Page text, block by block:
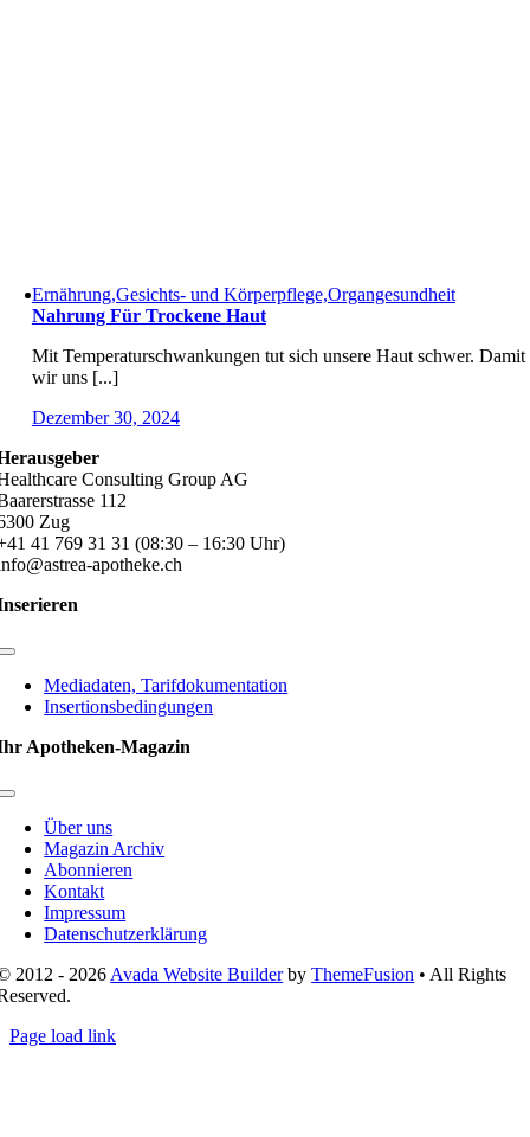
Ernährung,Gesichts- und Körperpflege,Organgesundheit
Nahrung Für Trockene Haut
Mit Temperaturschwankungen tut sich unsere Haut schwer. Damit
wir uns [...]
Dezember 30, 2024
Consulting Group AG
112
Zug
41 769 31 31 (08:30 – 16:30 Uhr)
apotheke.ch
Toggle
NavigationMediadaten, Tarifdokumentation
Insertionsbedingungen
Apotheken-Magazin
Toggle
NavigationÜber uns
Magazin Archiv
Abonnieren
Kontakt
Impressum
Datenschutzerklärung
2012 - 2026 Avada Website BuilderbyThemeFusion • All Rights
Page load link